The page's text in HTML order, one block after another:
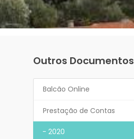
Outros Documentos
Balcão Online
Prestação de Contas
- 2020